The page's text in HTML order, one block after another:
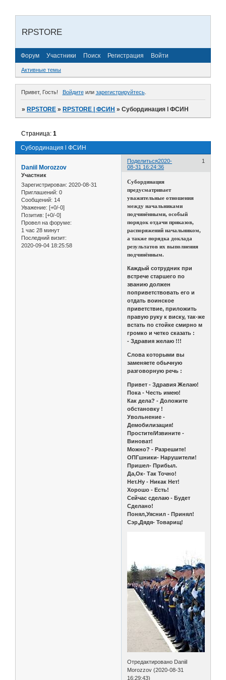
RPSTORE
Форум Участники Поиск Регистрация Войти
Активные темы
Привет, Гость! Войдитеили зарегистрируйтесь.
»RPSTORE »RPSTORE | ФСИН »Субординация ӏ ФСИН
Субординация ӏ ФСИН
Страница:1
Поделиться 1
2020-
08-31 16:24:36
Daniil Morozzov
Участник
Зарегистрирован: 2020-08-31
Приглашений: 0
Сообщений: 14
Уважение: [+0/-0]
Позитив: [+0/-0]
Провел на форуме:
1 час 28 минут
Последний визит:
2020-09-04 18:25:58
Cубординация
предусматривает
уважительные отношения
между начальниками
подчинёнными, особый
порядок отдачи приказов,
распоряжений начальником,
а также порядка доклада
результатов их выполнения
подчинённым.
Каждый сотрудник при
встрече старшего по
званию должен
поприветствовать его и
отдать воинское
приветствие, приложить
правую руку к виску, так-же
встать по стойке смирно м
громко и четко сказать :
- Здравия желаю !!!
Слова которыми вы
заменяете обычную
разговорную речь :
Привет - Здравия Желаю!
Пока - Честь имею!
Как дела? - Доложите
обстановку !
Увольнение -
Демобилизация!
Простите/Извините -
Виноват!
Можно? - Разрешите!
ОПГшники- Нарушители!
Пришел- Прибыл.
Да,Ок- Так Точно!
Нет.Ну - Никак Нет!
Хорошо - Есть!
Сейчас сделаю - Будет
Сделано!
Понял,Уяснил - Принял!
Сэр,Дядя- Товарищ!
Отредактировано Daniil
Morozzov (2020-08-31
16:29:43)